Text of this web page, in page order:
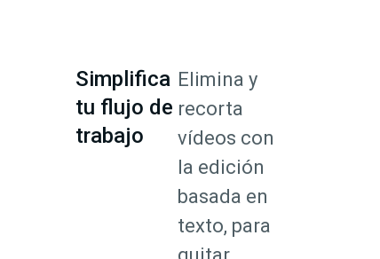
Simplifica
tu flujo de
trabajo
Elimina y
recorta
vídeos con
la edición
basada en
texto, para